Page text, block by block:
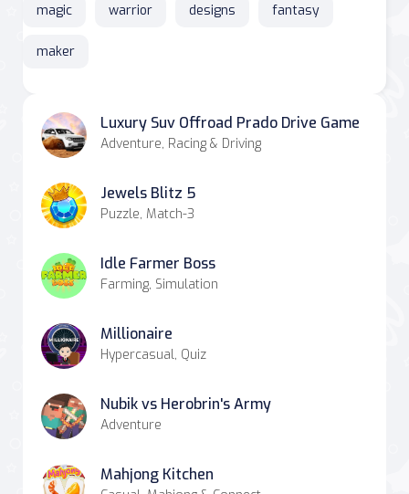
magic warrior designs fantasy
maker
Luxury Suv Offroad Prado Drive Game
Adventure, Racing & Driving
Jewels Blitz 5
Puzzle, Match-3
Idle Farmer Boss
Farming, Simulation
Millionaire
Hypercasual, Quiz
Nubik vs Herobrin's Army
Adventure
Mahjong Kitchen